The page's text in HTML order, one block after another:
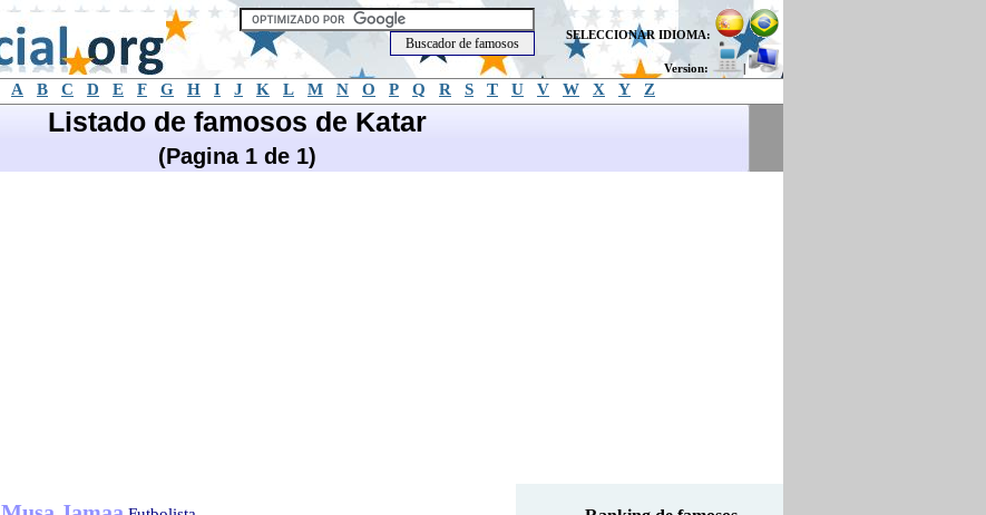
SELECCIONAR IDIOMA:
Version: |
A B C D E F G H I J K L M N O P Q R S T U V W X Y Z
Listado de famosos de Katar
(Pagina 1 de 1)